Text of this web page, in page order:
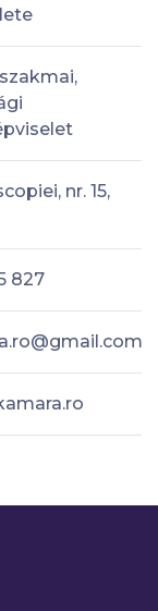
nr. 15,
827